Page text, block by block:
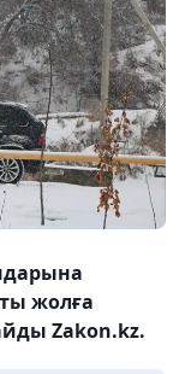
жолға
Zakon.kz.